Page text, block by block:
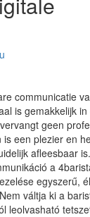
communicatie
is gemakkelijk
geen
een plezier en
afleesbaar is.
a
egyszerű,
váltja ki a
leolvasható